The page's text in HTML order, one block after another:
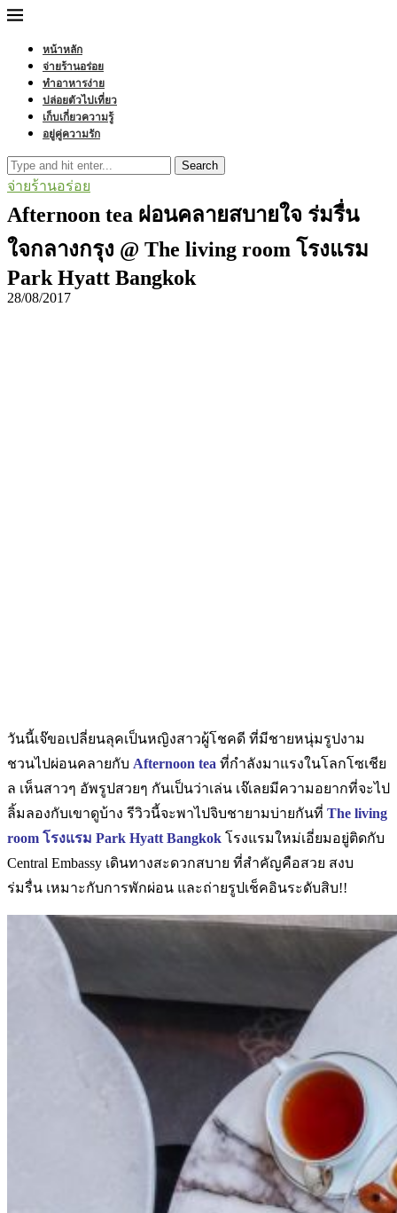
หน้าหลัก
จ่ายร้านอร่อย
ทำอาหารง่าย
ปล่อยตัวไปเที่ยว
เก็บเกี่ยวความรู้
อยู่คู่ความรัก
Search
จ่ายร้านอร่อย
Afternoon tea ผ่อนคลายสบายใจ ร่มรื่น
ใจกลางกรุง @ The living room โรงแรม
Park Hyatt Bangkok
28/08/2017
วันนี้เจ๊ขอเปลี่ยนลุคเป็นหญิงสาวผู้โชคดี ที่มีชายหนุ่มรูปงาม
ชวนไปผ่อนคลายกับ Afternoon tea ที่กำลังมาแรงในโลกโซเชีย
ล เห็นสาวๆ อัพรูปสวยๆ กันเป็นว่าเล่น เจ๊เลยมีความอยากที่จะไป
ลิ้มลองกับเขาดูบ้าง รีวิวนี้จะพาไปจิบชายามบ่ายกันที่ The living
room โรงแรม Park Hyatt Bangkok โรงแรมใหม่เอี่ยมอยู่ติดกับ
Central Embassy เดินทางสะดวกสบาย ที่สำคัญคือสวย สงบ
ร่มรื่น เหมาะกับการพักผ่อน และถ่ายรูปเช็คอินระดับสิบ!!